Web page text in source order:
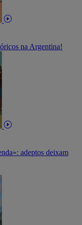
na Argentina!
adeptos deixam